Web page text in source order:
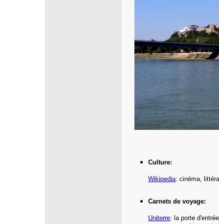
Culture:
Wikipedia: cinéma,
Carnets de voyage:
Uniterre: la porte